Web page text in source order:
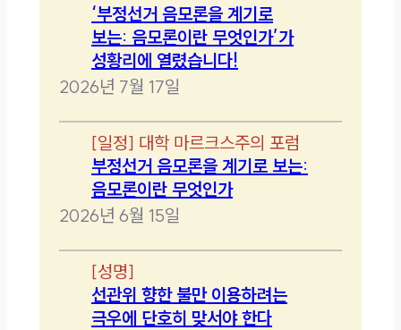
‘부정선거 음모론을 계기로
보는: 음모론이란 무엇인가’가
성황리에 열렸습니다!
2026년 7월 17일
[일정] 대학 마르크스주의 포럼
부정선거 음모론을 계기로 보는:
음모론이란 무엇인가
2026년 6월 15일
[성명]
선관위 향한 불만 이용하려는
극우에 단호히 맞서야 한다